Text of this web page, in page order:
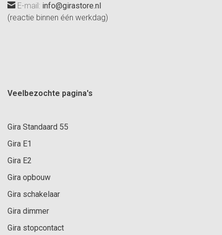
E-mail: info@girastore.nl
(reactie binnen één werkdag)
Veelbezochte pagina's
Gira Standaard 55
Gira E1
Gira E2
Gira opbouw
Gira schakelaar
Gira dimmer
Gira stopcontact